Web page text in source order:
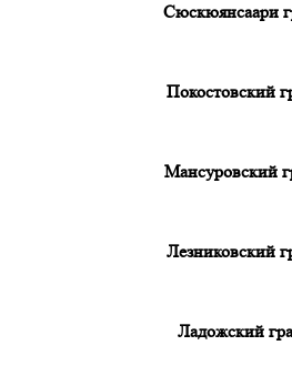
Сюскюянсаари
Покостовский
Мансуровский
Лезниковский
Ладожский